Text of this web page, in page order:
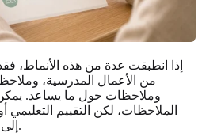
إذا انطبقت عدة من هذه الأنماط،
من الأعمال المدرسية،
وملاحظات حول ما يساعد.
الملاحظات، لكن التقييم
إلى التعرف الرسمي والتسهيلات.